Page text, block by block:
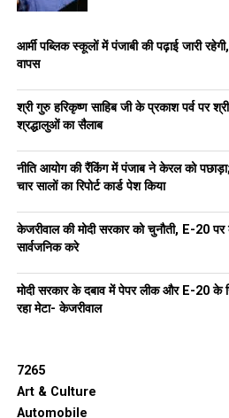
आर्मी पब्लिक स्कूलों में पंजाबी की पढ़ाई जारी
वापस
श्री गुरु हरिकृष्ण साहिब जी के प्रकाश पर्व पर
श्रद्धालुओं का सैलाब
नीति आयोग की रैंकिंग में पंजाब ने केरल को पछाड़ा;
चार सालों का रिपोर्ट कार्ड पेश किया
केजरीवाल की मोदी सरकार को चुनौती, E-20 पर
सार्वजनिक करे
मोदी सरकार के दबाव में पेपर लीक और E-20 के
रहा मेटा- केजरीवाल
7265
Art & Culture
Automobile